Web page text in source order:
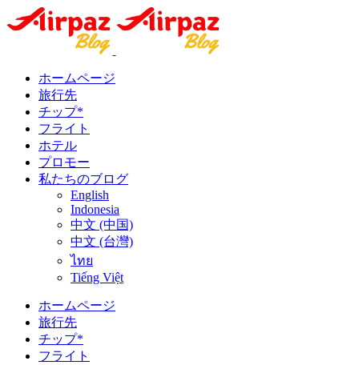
ホームページ
旅行先
チップ*
フライト
ホテル
プロモー
私たちのブログ
English
Indonesia
中文 (中国)
中文 (台灣)
ไทย
Tiếng Việt
ホームページ
旅行先
チップ*
フライト